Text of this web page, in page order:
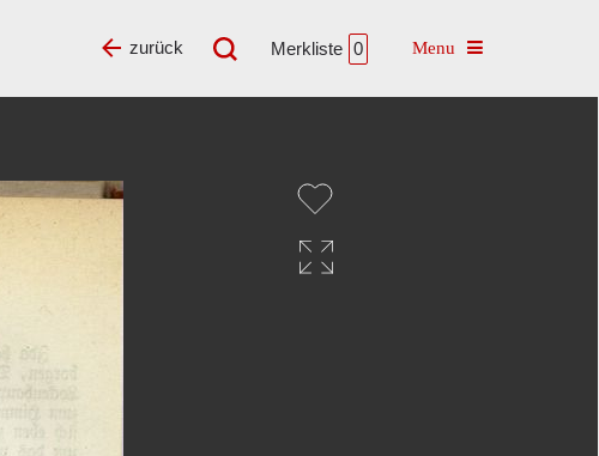
Merkliste 0 Toggle navigation
zurück